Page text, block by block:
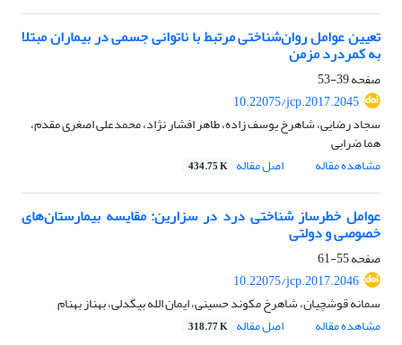
تعیین عوامل روان‌شناختی مرتبط با ناتوانی جسمی در بیماران مبتلا
به کمردرد مزمن
صفحه39-53
10.22075/jcp.2017.2045
سجاد رضایی، شاهرخ یوسف زاده، طاهر افشار نژاد، محمدعلی اصغری مقدم،
هما ضرابی
مشاهده مقاله
اصل مقاله 434.75 K
عوامل خطرساز شناختی درد در سزارین: مقایسه بیمارستان‌های
خصوصی و دولتی
صفحه55-61
10.22075/jcp.2017.2046
سمانه قوشچیان، شاهرخ مکوند حسینی، ایمان الله بیگدلی، بهناز بهنام
مشاهده مقاله
اصل مقاله 318.77 K